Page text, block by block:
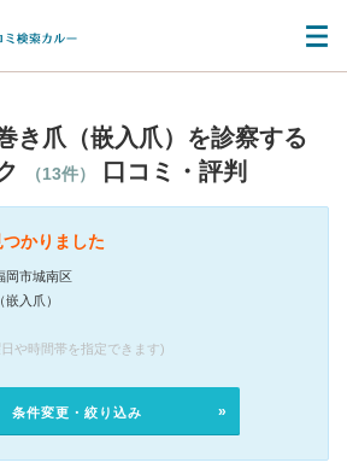
き爪（嵌入爪）を診察する
（13件） 口コミ・評判
かりました
岡市城南区
入爪）
や時間帯を指定できます)
条件変更・絞り込み